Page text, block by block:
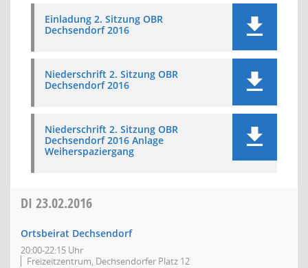
Einladung 2. Sitzung OBR
Dechsendorf 2016
Niederschrift 2. Sitzung OBR
Dechsendorf 2016
Niederschrift 2. Sitzung OBR
Dechsendorf 2016 Anlage
Weiherspaziergang
DI 23.02.2016
Ortsbeirat Dechsendorf
20:00-22:15 Uhr
Freizeitzentrum, Dechsendorfer Platz 12